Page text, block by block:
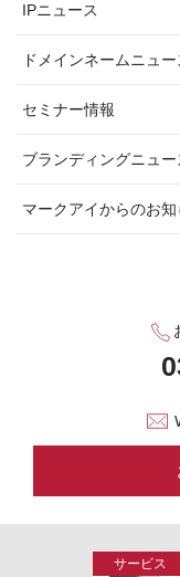
IPニュース
ドメインネームニュー
セミナー情報
ブランディングニュー
マークアイからのお